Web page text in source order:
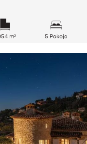
m² 5 Pokoje